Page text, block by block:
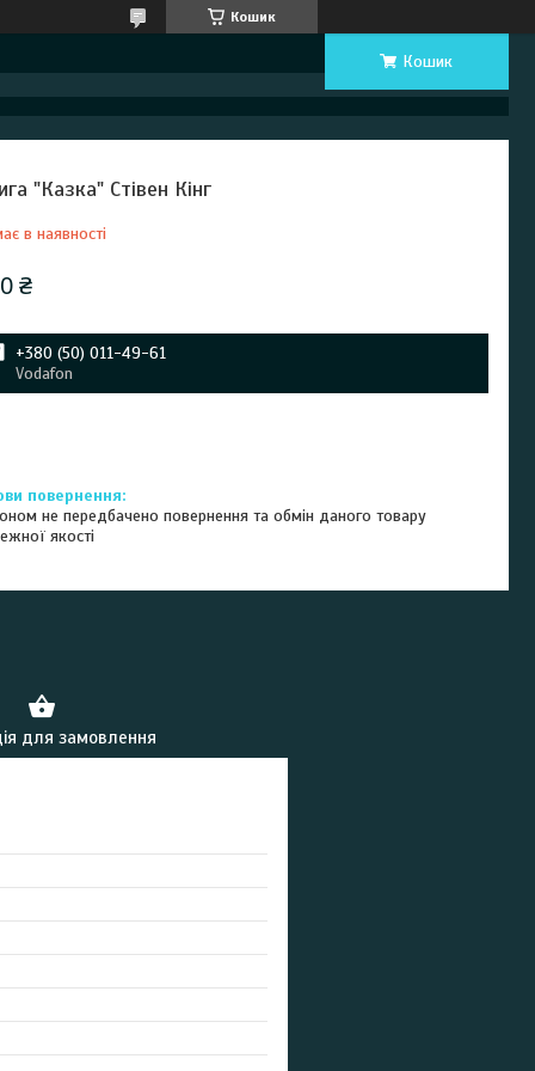
Кошик
Кошик
"Казка" Стівен Кінг
в наявності
₴
+380 (50) 011-49-61
Vodafon
не передбачено повернення та обмін даного товару
якості
для замовлення